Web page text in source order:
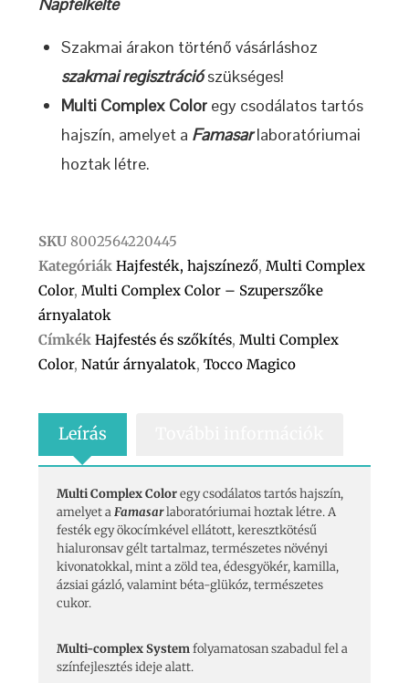
Szakmai árakon történő vásárláshoz
szakmai regisztrációszükséges!
Multi Complex Color egy csodálatos tartós
hajszín, amelyet a Famasarlaboratóriumai
hoztak létre.
SKU8002564220445
Kategóriák Hajfesték, hajszínező,Multi Complex
Color,Multi Complex Color – Szuperszőke
árnyalatok
Címkék Hajfestés és szőkítés,Multi Complex
Color,Natúr árnyalatok,Tocco Magico
Leírás
Multi Complex Coloregy csodálatos tartós hajszín,
amelyet aFamasarlaboratóriumai hoztak létre. A
festék egy ökocímkével ellátott, keresztkötésű
hialuronsav gélt tartalmaz, természetes növényi
kivonatokkal, mint a zöld tea, édesgyökér, kamilla,
ázsiai gázló, valamint béta-glükóz, természetes
cukor.
Multi-complex Systemfolyamatosan szabadul fel a
színfejlesztés ideje alatt.